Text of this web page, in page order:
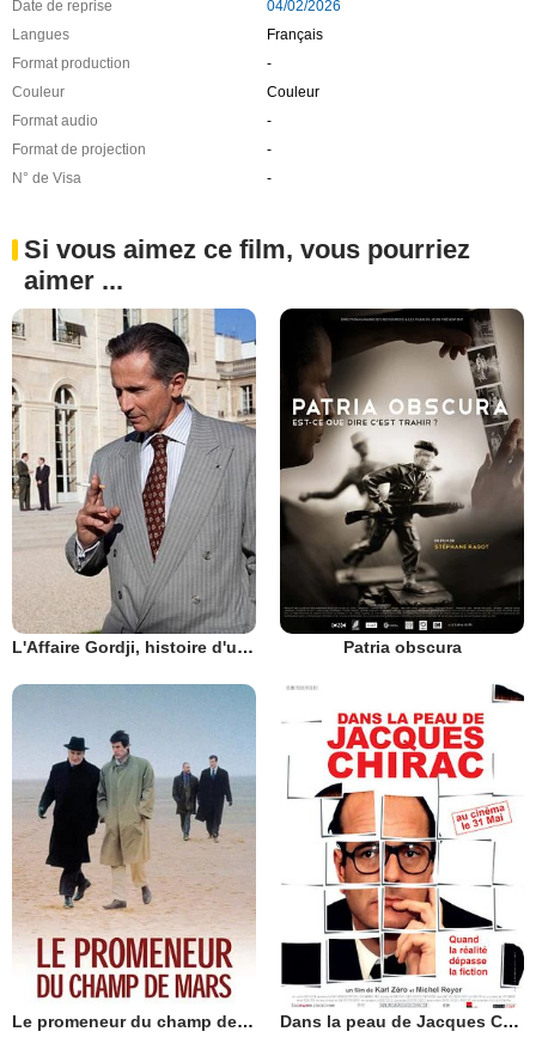
Date de reprise
04/02/2026
Langues
Français
Format production
-
Couleur
Couleur
Format audio
-
Format de projection
-
N° de Visa
-
Si vous aimez ce film, vous pourriez
aimer ...
L'Affaire Gordji, histoire d'une cohabitation Patria obscura
Le promeneur du champ de Mars Dans la peau de Jacques Chirac